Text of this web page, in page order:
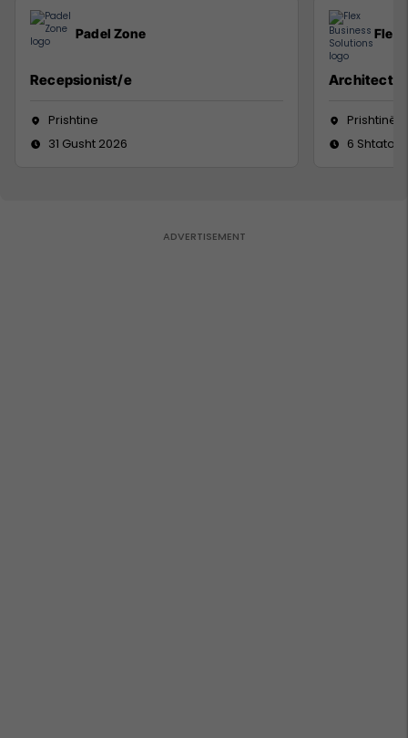
Padel Zone
Recepsionist/e
Prishtine
31 Gusht 2026
Flex
Architect
Prishtinë
6 Shtator